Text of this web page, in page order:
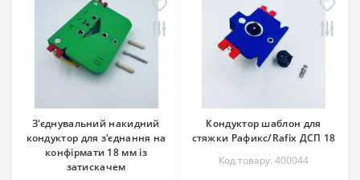
З'єднувальний накидний
кондуктор для з'єднання на
конфірмати 18 мм із
затискачем
Кондуктор шаблон для
стяжки Рафикс/Rafix ДСП 18
Код товару: 400044